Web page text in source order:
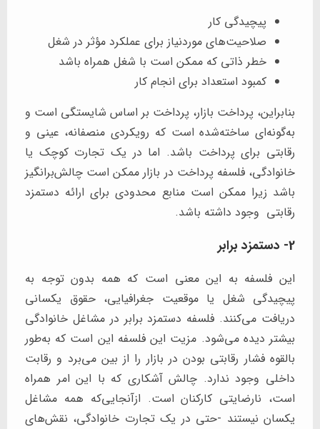
پیچیدگی کار
صلاحیت‌های موردنیاز برای عملکرد مؤثر در شغل
خطر ذاتی که ممکن است با شغل همراه باشد
کمبود استعداد برای انجام کار
بنابراین، پرداخت بازار، پرداخت بر اساس شایستگی است و
به‌گونه‌ای ساخته‌شده است که رویکردی منصفانه، عینی و
رقابتی برای پرداخت باشد. اما در یک تجارت کوچک یا
خانوادگی، فلسفه پرداخت در بازار ممکن است چالش‌برانگیز
باشد زیرا ممکن است منابع محدودی برای ارائه دستمزد
رقابتی وجود داشته باشد.
2- دستمزد برابر
این فلسفه به این معنی است که همه بدون توجه به
پیچیدگی شغل یا موقعیت جغرافیایی، حقوق یکسانی
دریافت می‌کنند. فلسفه دستمزد برابر در مشاغل خانوادگی
بیشتر دیده می‌شود. مزیت این فلسفه این است که به‌طور
بالقوه فشار رقابتی بودن در بازار را از بین می‌برد و رقابت
داخلی وجود ندارد. چالش آشکاری که با این امر همراه
است، نارضایتی کارکنان است. ازآنجایی‌که همه مشاغل
یکسان نیستند -حتی در یک تجارت خانوادگی، نقش‌های